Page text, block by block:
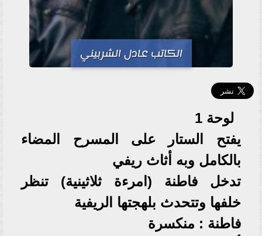
الكاتب عادل الشربيني
لوحة 1
يفتح الستار على المسرح المضاء
بالكامل وبه أثاث ريفي
تدخل فاطنة (امرءة ثلاثينية) تنظر
خلفها وتتحدث بلهجتها الريفية
فاطنة : منكسرة